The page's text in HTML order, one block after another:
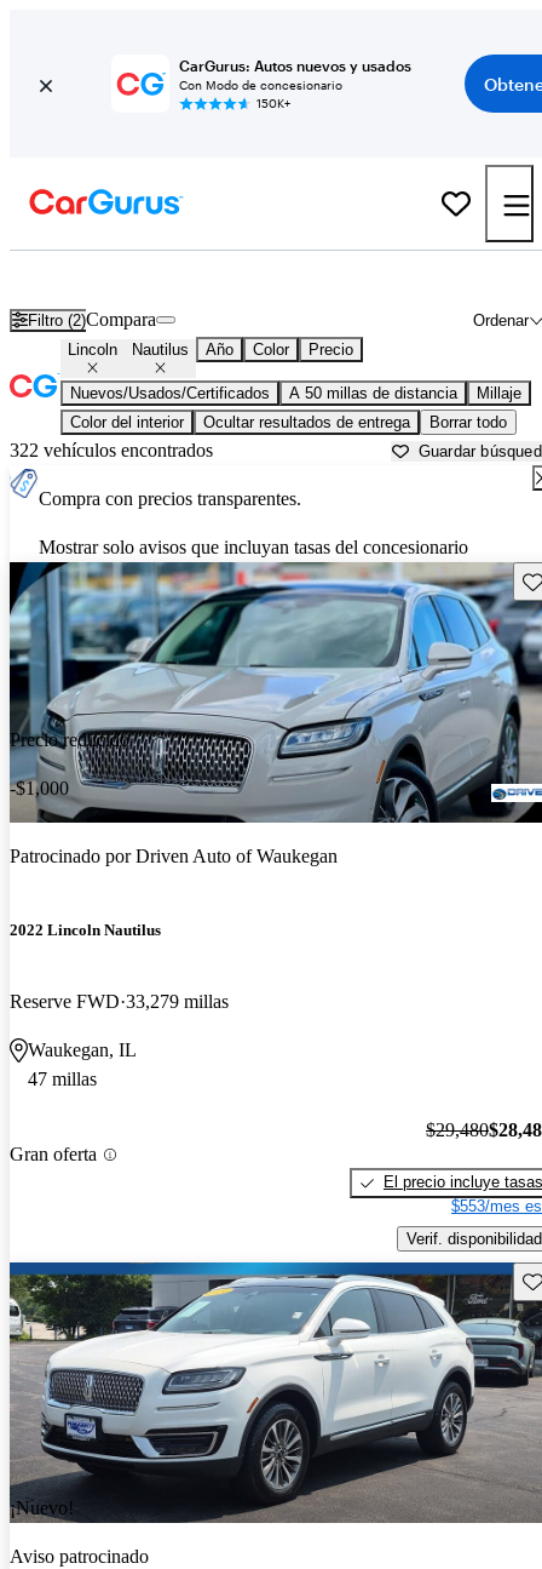
CarGurus: Autos nuevos y usados
Con Modo de concesionario
150K+
Filtro (2) Ordenar
Compara
Lincoln Nautilus Año Color Precio
Nuevos/Usados/Certificados A 50 millas de distancia
Millaje
Color del interior
Ocultar resultados de entrega Borrar todo
322 vehículos encontrados Guardar
Compra con precios transparentes.
Mostrar solo avisos que incluyan tasas del concesionario
Precio reducido
-$1,000
Patrocinado porDriven Auto of Waukegan
2022 Lincoln Nautilus
Reserve FWD 33,279 millas
Waukegan, IL
47 millas
Gran oferta
$29,480
El precio incluye tasas
$553/mes
Verif. disponibilidad
¡Nuevo!
Aviso patrocinado